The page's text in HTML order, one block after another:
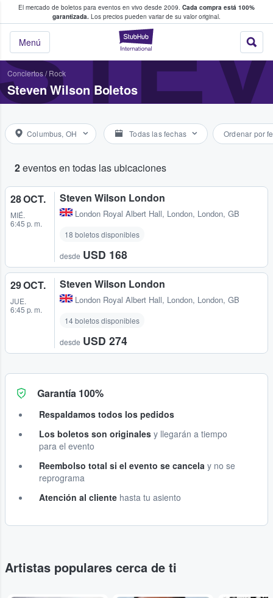
El mercado de boletos para eventos en vivo desde 2009. Cada compra está 100%
garantizada. Los precios pueden variar de su valor original.
StubHub: donde
Menú
fans compran y venden boletos
Conciertos/ Rock
Steven Wilson Boletos
Columbus, OH Todas las fechas Ordenar por
2eventos en todas las ubicaciones
28 OCT.
MIÉ.
6:45 p. m.
Steven Wilson London
London Royal Albert Hall, London, London, GB
18 boletos disponibles
desde USD 168
29 OCT.
JUE.
6:45 p. m.
Steven Wilson London
London Royal Albert Hall, London, London, GB
14 boletos disponibles
desde USD 274
Garantía 100%
Respaldamos todos los pedidos
Los boletos son originales y llegarán a tiempo
para el evento
Reembolso total si el evento se cancela y no se
reprograma
Atención al cliente hasta tu asiento
Artistas populares cerca de ti